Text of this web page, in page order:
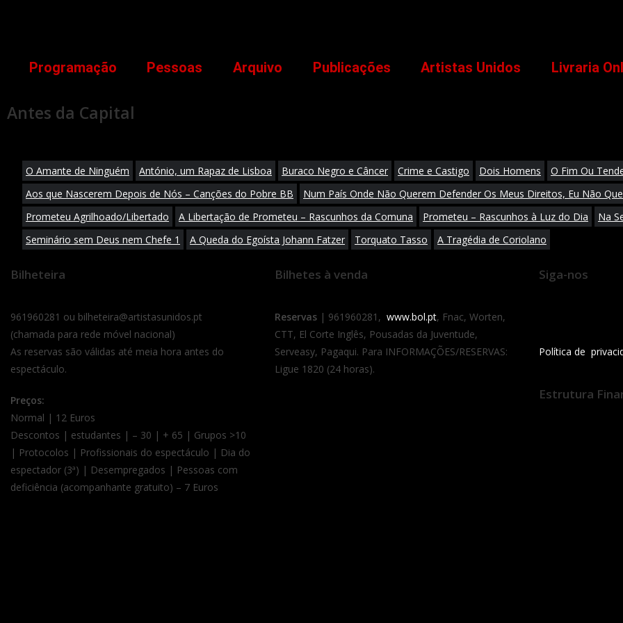
Programação Pessoas Arquivo Publicações Artistas Unidos Livraria
Antes da Capital
O Amante de Ninguém António, um Rapaz de Lisboa Buraco Negro e Câncer Crime e Castigo Dois Homens O Fim Ou
Aos que Nascerem Depois de Nós – Canções do Pobre BB
Num País Onde Não Querem Defender Os Meus Direitos, Eu Não
Prometeu Agrilhoado/Libertado
A Libertação de Prometeu – Rascunhos da Comuna Prometeu – Rascunhos à Luz do Dia
Na
Seminário sem Deus nem Chefe 1
A Queda do Egoísta Johann Fatzer Torquato Tasso A Tragédia de Coriolano
Bilheteira
961960281 ou bilheteira@artistasunidos.pt
(chamada para rede móvel nacional)
As reservas são válidas até meia hora antes do
espectáculo.
Preços:
Normal | 12 Euros
Descontos | estudantes | – 30 | + 65 | Grupos >10
| Protocolos | Profissionais do espectáculo | Dia do
espectador (3ª) | Desempregados | Pessoas com
deficiência (acompanhante gratuito) – 7 Euros
Bilhetes à venda
Reservas | 961960281, www.bol.pt, Fnac, Worten,
CTT, El Corte Inglês, Pousadas da Juventude,
Serveasy, Pagaqui. Para INFORMAÇÕES/RESERVAS:
Ligue 1820 (24 horas).
Siga-nos
Política de
Estrutura